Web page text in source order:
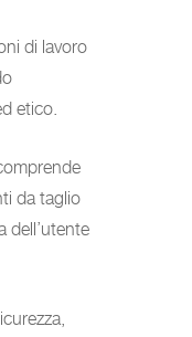
di lavoro
etico.
da taglio
dell’utente